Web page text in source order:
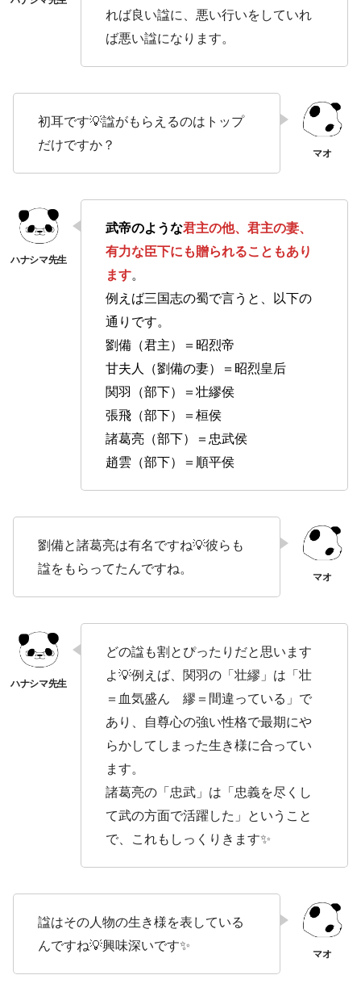
れば良い諡に、悪い行いをしていれ
ば悪い諡になります。
初耳です💡諡がもらえるのはトップ
だけですか？
武帝のような君主の他、君主の妻、
有力な臣下にも贈られることもあり
ます。
例えば三国志の蜀で言うと、以下の
通りです。
劉備（君主）＝昭烈帝
甘夫人（劉備の妻）＝昭烈皇后
関羽（部下）＝壮繆侯
張飛（部下）＝桓侯
諸葛亮（部下）＝忠武侯
趙雲（部下）＝順平侯
劉備と諸葛亮は有名ですね💡彼らも
諡をもらってたんですね。
どの諡も割とぴったりだと思います
よ💡例えば、関羽の「壮繆」は「壮
＝血気盛ん 繆＝間違っている」で
あり、自尊心の強い性格で最期にや
らかしてしまった生き様に合ってい
ます。
諸葛亮の「忠武」は「忠義を尽くし
て武の方面で活躍した」ということ
で、これもしっくりきます✨
諡はその人物の生き様を表している
んですね💡興味深いです✨